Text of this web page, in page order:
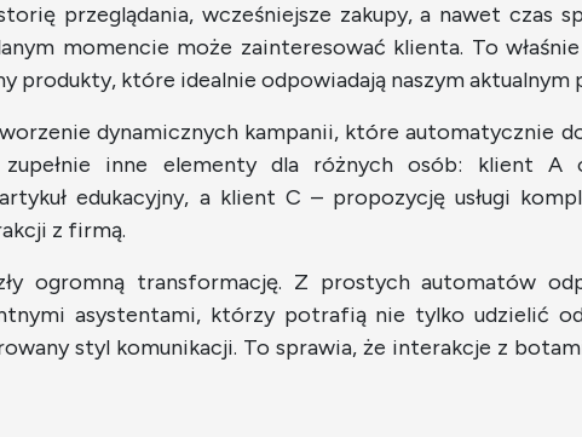
przeglądania, wcześniejsze zakupy, a nawet czas
momencie może zainteresować klienta. To
produkty, które idealnie odpowiadają naszym aktualnym
dynamicznych kampanii, które automatycznie
inne elementy dla różnych osób: klient A
edukacyjny, a klient C – propozycję usługi
z firmą.
ogromną transformację. Z prostych automatów
asystentami, którzy potrafią nie tylko udzielić
styl komunikacji. To sprawia, że interakcje z